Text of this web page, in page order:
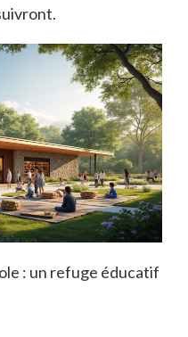
: un refuge éducatif